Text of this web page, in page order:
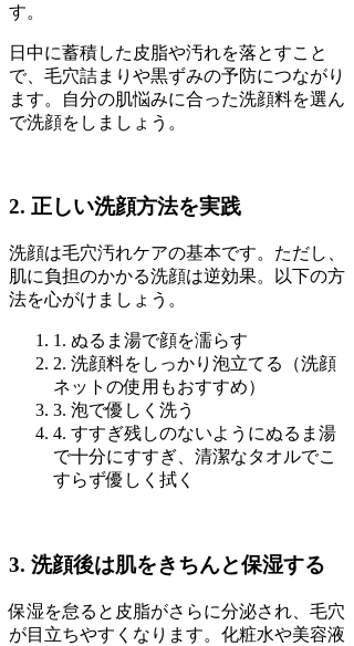
す。
日中に蓄積した皮脂や汚れを落とすこと
で、毛穴詰まりや黒ずみの予防につながり
ます。自分の肌悩みに合った洗顔料を選ん
で洗顔をしましょう。
2. 正しい洗顔方法を実践
洗顔は毛穴汚れケアの基本です。ただし、
肌に負担のかかる洗顔は逆効果。以下の方
法を心がけましょう。
1. ぬるま湯で顔を濡らす
2. 洗顔料をしっかり泡立てる（洗顔
ネットの使用もおすすめ）
3. 泡で優しく洗う
4. すすぎ残しのないようにぬるま湯
で十分にすすぎ、清潔なタオルでこ
すらず優しく拭く
3. 洗顔後は肌をきちんと保湿する
保湿を怠ると皮脂がさらに分泌され、毛穴
が目立ちやすくなります。化粧水や美容液